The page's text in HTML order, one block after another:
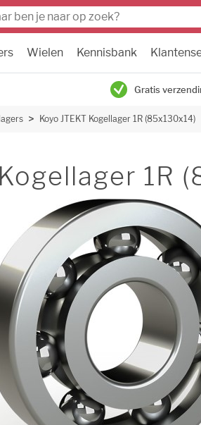
Wielen Kennisbank
Gratis
Koyo JTEKT Kogellager 1R (85x130x14)
1R